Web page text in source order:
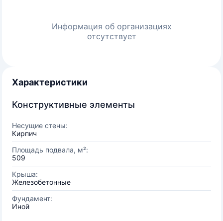
Информация об организациях
отсутствует
Характеристики
Конструктивные элементы
Несущие стены:
Кирпич
Площадь подвала, м²:
509
Крыша:
Железобетонные
Фундамент:
Иной